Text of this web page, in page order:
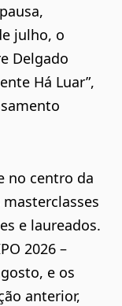
julho, o
Delgado
Há Luar”,
no centro da
e laureados.
2026 –
e os
anterior,